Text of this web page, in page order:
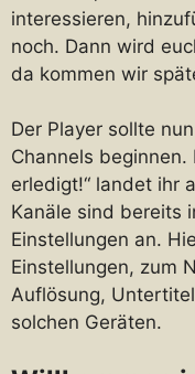
interessieren,
noch. Dann wird
da kommen wir
Der Player sollte
Channels beginnen.
erledigt!“ landet ihr
Kanäle sind bereits
Einstellungen an.
Einstellungen, zum
Auflösung,
solchen Geräten.